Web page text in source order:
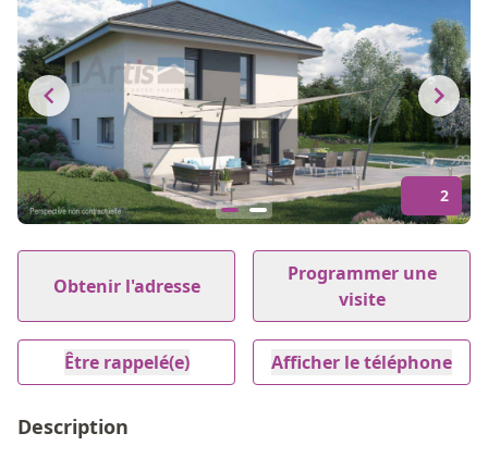
2
1
2
Obtenir l'adresse
Programmer une
visite
Être rappelé(e) Afficher le téléphone
Description